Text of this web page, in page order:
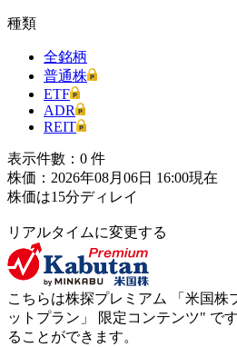
種類
全銘柄
普通株
ETF
ADR
REIT
表示件數： 0 件
株価：2026年08月06日 16:00現在
株価は15分ディレイ
リアルタイムに変更する
こちらは株探プレミアム 「 米国株
ットプラン 」 限定コンテンツ" で
ることができます。